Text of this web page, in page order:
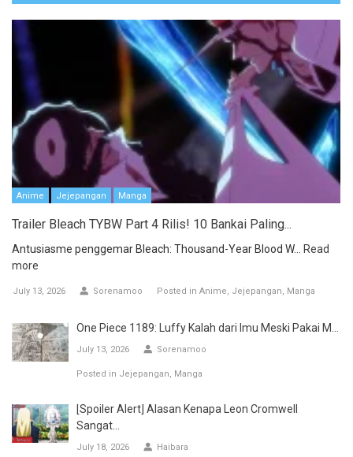
Anime Jejepangan Manga
Trailer Bleach TYBW Part 4 Rilis! 10 Bankai Paling...
Antusiasme penggemar Bleach: Thousand-Year Blood W...
Read
more
July 13, 2026 Sorenamoo Posted in Anime Jejepangan Manga
One Piece 1189: Luffy Kalah dari Imu Meski Pakai M...
July 13, 2026 Sorenamoo
Posted in Jejepangan Manga
[Spoiler Alert] Alasan Kenapa Leon Cromwell
Sangat...
July 18, 2026 Haibara